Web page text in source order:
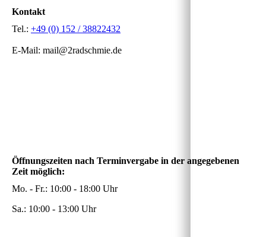
Kontakt
Tel.: +49 (0) 152 / 38822432
E-Mail: mail@2radschmie.de
Öffnungszeiten nach Terminvergabe in der angegebenen
Zeit möglich:
Mo. - Fr.: 10:00 - 18:00 Uhr
Sa.: 10:00 - 13:00 Uhr